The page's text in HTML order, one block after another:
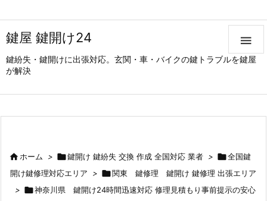
鍵屋 鍵開け24
鍵紛失・鍵開けに出張対応。玄関・車・バイクの鍵トラブルを鍵屋
が解決

ホーム > 鍵開け 鍵紛失 交換 作成 全国対応 業者 > 全国鍵
開け鍵修理対応エリア
> 関東 鍵修理 鍵開け 鍵修理 出張エリア
> 神奈川県 鍵開け24時間迅速対応 修理見積もり事前提示の安心